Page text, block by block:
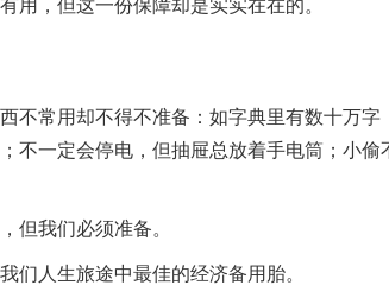
，但这一份保障却是实实在在的。
常用却不得不准备：如字典里有数十万字
不一定会停电，但抽屉总放着手电筒；小
我们必须准备。
人生旅途中最佳的经济备用胎。